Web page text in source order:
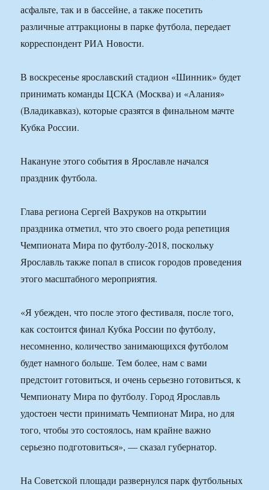
асфальте, так и в бассейне, а также посетить
различные аттракционы в парке футбола, передает
корреспондент РИА Новости.
В воскресенье ярославский стадион «Шинник» будет
принимать команды ЦСКА (Москва) и «Алания»
(Владикавказ), которые сразятся в финальном мачте
Кубка России.
Накануне этого события в Ярославле начался
праздник футбола.
Глава региона Сергей Вахруков на открытии
праздника отметил, что это своего рода репетиция
Чемпионата Мира по футболу-2018, поскольку
Ярославль также попал в список городов проведения
этого масштабного мероприятия.
«Я убежден, что после этого фестиваля, после того,
как состоится финал Кубка России по футболу,
несомненно, количество занимающихся футболом
будет намного больше. Тем более, нам с вами
предстоит готовиться, и очень серьезно готовиться, к
Чемпионату Мира по футболу. Город Ярославль
удостоен чести принимать Чемпионат Мира, но для
того, чтобы это состоялось, нам крайне важно
серьезно подготовиться», — сказал губернатор.
На Советской площади развернулся парк футбольных